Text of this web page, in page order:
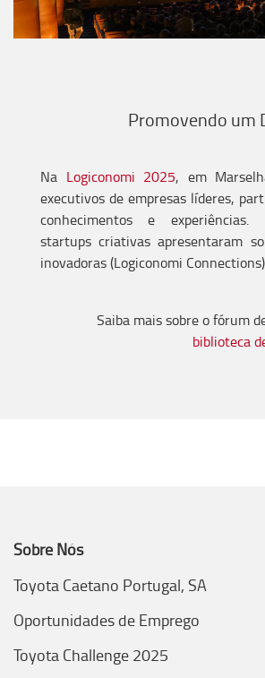
Promovendo um
Na Logiconomi 2025, em
executivos de empresas líderes,
conhecimentos e experiências.
startups criativas apresentaram
inovadoras (Logiconomi
Saiba mais sobre o fórum
biblioteca
Sobre Nós
Toyota Caetano Portugal, SA
Oportunidades de Emprego
Toyota Challenge 2025